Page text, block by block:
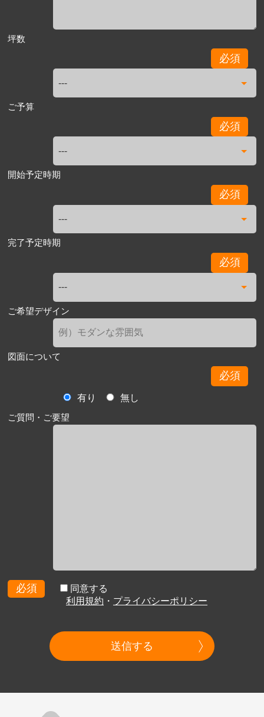
坪数
必須
ご予算
必須
開始予定時期
必須
完了予定時期
必須
ご希望デザイン
図面について
必須
有り
無し
ご質問・ご要望
必須
同意する
利用規約 ・ プライバシーポリシー
送信する